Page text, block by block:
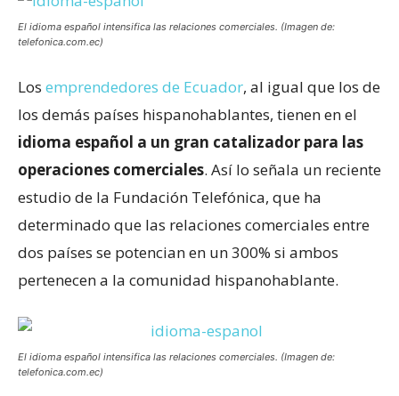
El idioma español intensifica las relaciones comerciales. (Imagen de:
telefonica.com.ec)
Los emprendedores de Ecuador, al igual que los de
los demás países hispanohablantes, tienen en el
idioma español a un gran catalizador para las
operaciones comerciales. Así lo señala un reciente
estudio de la Fundación Telefónica, que ha
determinado que las relaciones comerciales entre
dos países se potencian en un 300% si ambos
pertenecen a la comunidad hispanohablante.
El idioma español intensifica las relaciones comerciales. (Imagen de:
telefonica.com.ec)